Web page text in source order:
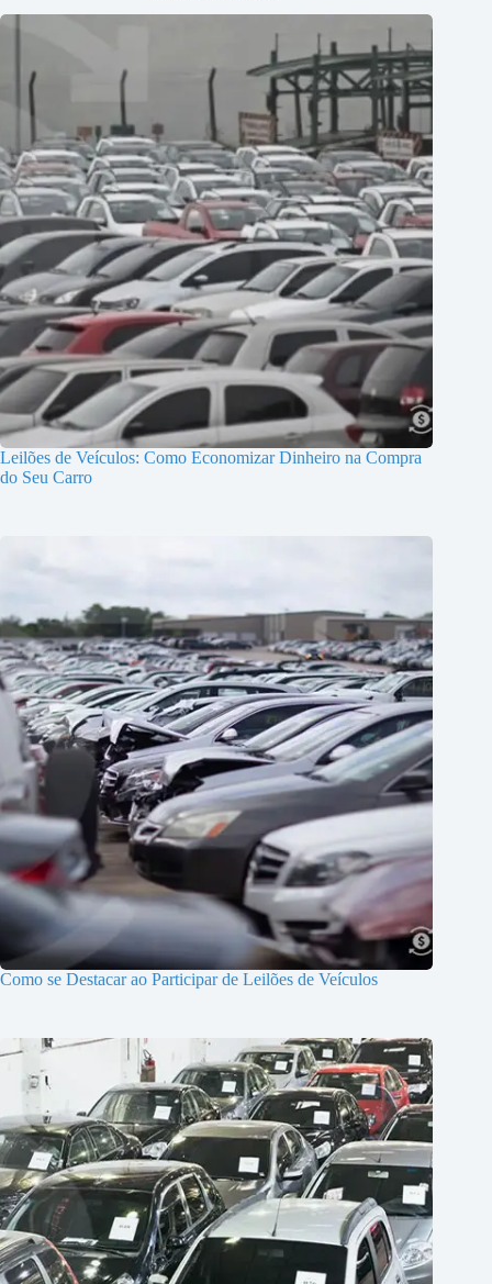
Leilões de Veículos: Como Economizar Dinheiro na Compra
do Seu Carro
Como se Destacar ao Participar de Leilões de Veículos